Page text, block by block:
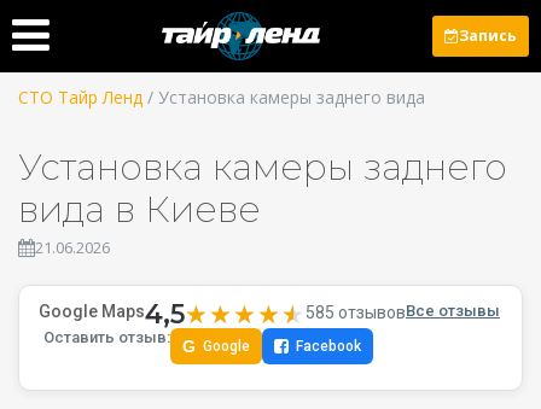
Запись
СТО Тайр Ленд / Установка камеры заднего вида
Установка камеры заднего
вида в Киеве
21.06.2026
Google Maps4,5★★★★★
★★★★★ 585 отзывовВсе отзывы
Оставить отзыв:
G Google Facebook